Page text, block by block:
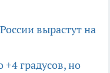
вырастут на
градусов, но